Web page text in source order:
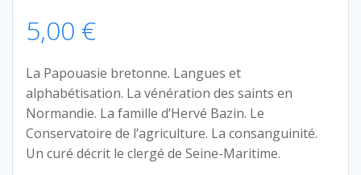
5,00 €
La Papouasie bretonne. Langues et
alphabétisation. La vénération des saints en
Normandie. La famille d’Hervé Bazin. Le
Conservatoire de l’agriculture. La consanguinité.
Un curé décrit le clergé de Seine-Maritime.